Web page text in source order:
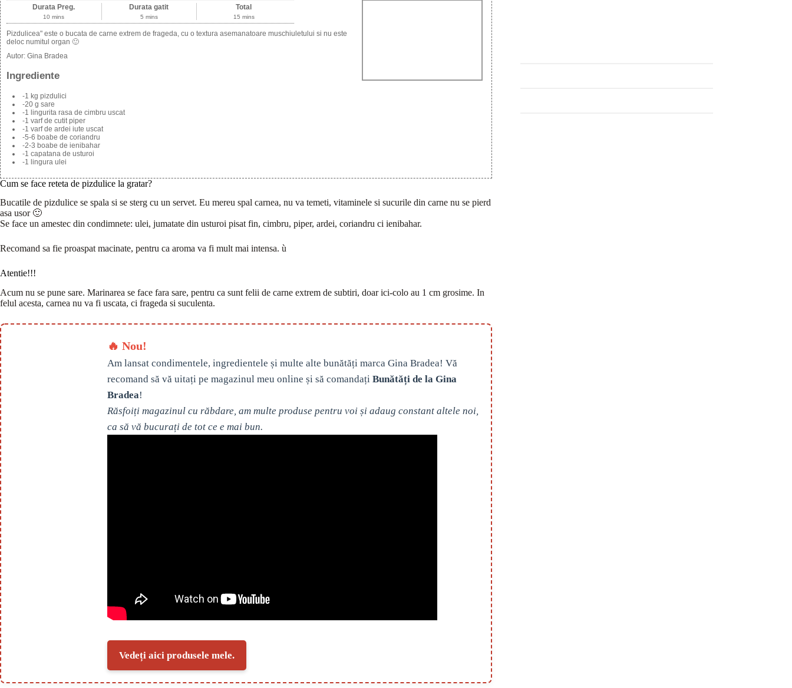
Durata Preg.
10 mins
Durata gatit
5 mins
Total
15 mins
Pizdulicea" este o bucata de carne extrem de frageda, cu o textura asemanatoare muschiuletului si nu este
deloc numitul organ 🙂
Autor: Gina Bradea
Ingrediente
-1 kg pizdulici
-20 g sare
-1 lingurita rasa de cimbru uscat
-1 varf de cutit piper
-1 varf de ardei iute uscat
-5-6 boabe de coriandru
-2-3 boabe de ienibahar
-1 capatana de usturoi
-1 lingura ulei
Cum se face reteta de pizdulice la gratar?
Bucatile de pizdulice se spala si se sterg cu un servet. Eu mereu spal carnea, nu va temeti, vitaminele si sucurile din carne nu se pierd
asa usor 🙂
Se face un amestec din condimnete: ulei, jumatate din usturoi pisat fin, cimbru, piper, ardei, coriandru ci ienibahar.
Recomand sa fie proaspat macinate, pentru ca aroma va fi mult mai intensa. ù
Atentie!!!
Acum nu se pune sare. Marinarea se face fara sare, pentru ca sunt felii de carne extrem de subtiri, doar ici-colo au 1 cm grosime. In
felul acesta, carnea nu va fi uscata, ci frageda si suculenta.
🔥 Nou!
Am lansat condimentele, ingredientele și multe alte bunătăți marca Gina Bradea! Vă
recomand să vă uitați pe magazinul meu online și să comandați Bunătăți de la Gina
Bradea!
Răsfoiți magazinul cu răbdare, am multe produse pentru voi și adaug constant altele noi,
ca să vă bucurați de tot ce e mai bun.
Vedeți aici produsele mele.